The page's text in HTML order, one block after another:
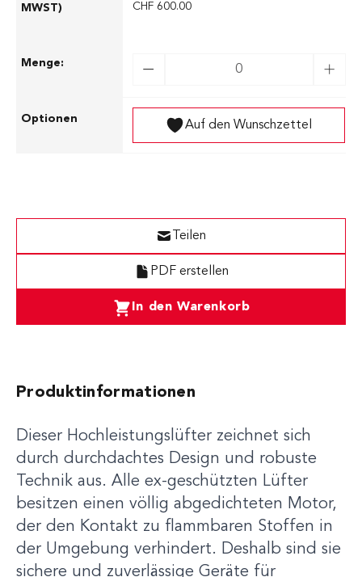
CHF 600.00
Auf den Wunschzettel
In den Warenkorb
PDF erstellen
Teilen
Produktinformationen
Dieser Hochleistungslüfter zeichnet sich
durch durchdachtes Design und robuste
Technik aus. Alle ex-geschützten Lüfter
besitzen einen völlig abgedichteten Motor,
der den Kontakt zu flammbaren Stoffen in
der Umgebung verhindert. Deshalb sind sie
sichere und zuverlässige Geräte für